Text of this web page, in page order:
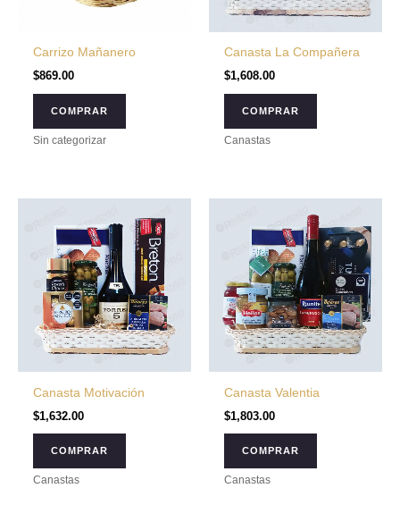
Carrizo Mañanero
$869.00
COMPRAR
Sin categorizar
Canasta La Compañera
$1,608.00
COMPRAR
Canastas
Canasta Motivación
$1,632.00
COMPRAR
Canastas
Canasta Valentia
$1,803.00
COMPRAR
Canastas